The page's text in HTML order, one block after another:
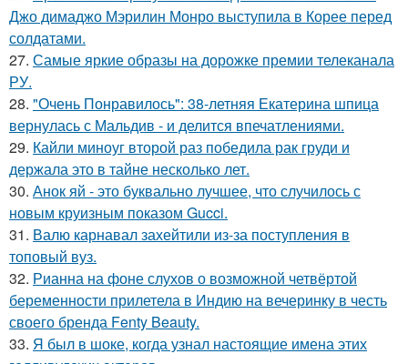
Джо димаджо Мэрилин Монро выступила в Корее перед
солдатами.
27. Самые яркие образы на дорожке премии телеканала
РУ.
28. "Очень Понравилось": 38-летняя Екатерина шпица
вернулась с Мальдив - и делится впечатлениями.
29. Кайли миноуг второй раз победила рак груди и
держала это в тайне несколько лет.
30. Анок яй - это буквально лучшее, что случилось с
новым круизным показом Gucci.
31. Валю карнавал захейтили из-за поступления в
топовый вуз.
32. Рианна на фоне слухов о возможной четвёртой
беременности прилетела в Индию на вечеринку в честь
своего бренда Fenty Beauty.
33. Я был в шоке, когда узнал настоящие имена этих